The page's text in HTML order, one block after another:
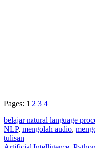
Pages: 1 2 3 4
belajar natural language
NLP, mengolah audio,
tulisan